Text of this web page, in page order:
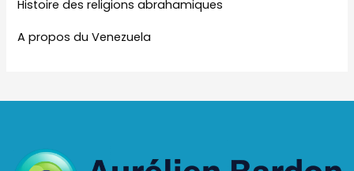
Histoire des religions abrahamiques
A propos du Venezuela